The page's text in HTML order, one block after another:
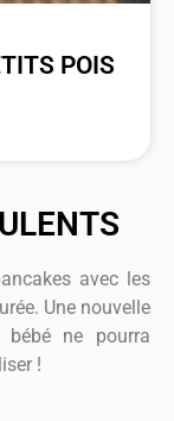
POIS
avec les
Une nouvelle
bébé ne pourra
!